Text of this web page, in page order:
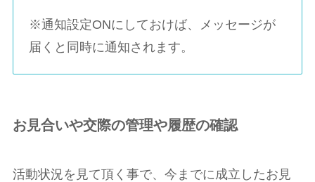
※通知設定ONにしておけば、メッセージが
届くと同時に通知されます。
お見合いや交際の管理や履歴の確認
活動状況を見て頂く事で、今までに成立したお見